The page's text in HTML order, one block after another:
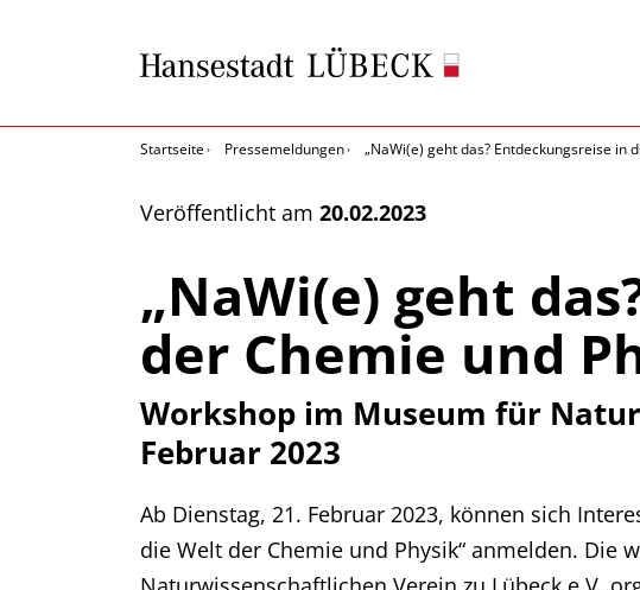
Startseite Pressemeldungen „NaWi(e) geht das? Entdeckungsreise in
Veröffentlicht am 20.02.2023
„NaWi(e) geht
der Chemie und
Workshop im Museum für
Februar 2023
Ab Dienstag, 21. Februar 2023, können sich
die Welt der Chemie und Physik“ anmelden.